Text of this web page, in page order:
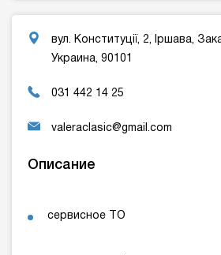
вул. Конституції, 2, Іршава,
Украина, 90101
031 442 14 25
valeraclasic@gmail.com
Описание
сервисное ТО